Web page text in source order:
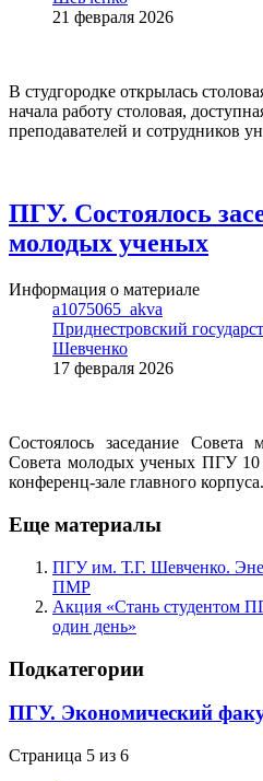
21 февраля 2026
В студгородке открылась
начала работу столовая,
преподавателей и сотрудников
ПГУ. Состоялось
молодых ученых
Информация о материале
a1075065_akva
Приднестровский
Шевченко
17 февраля 2026
Состоялось заседание Совета
Совета молодых ученых ПГУ 10
конференц-зале главного корпуса.
Еще материалы
ПГУ им. Т.Г. Шевченко.
ПМР
Акция «Стань студентом
один день»
Подкатегории
ПГУ. Экономический
Страница 5 из 6